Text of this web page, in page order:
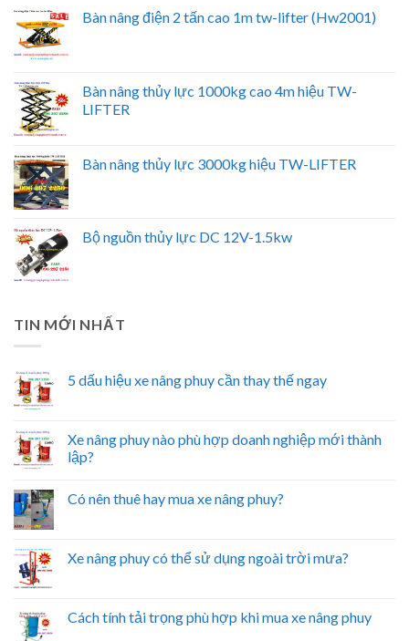
Bàn nâng điện 2 tấn cao 1m tw-lifter (Hw2001)
Bàn nâng thủy lực 1000kg cao 4m hiệu TW-
LIFTER
Bàn nâng thủy lực 3000kg hiệu TW-LIFTER
Bộ nguồn thủy lực DC 12V-1.5kw
TIN MỚI NHẤT
5 dấu hiệu xe nâng phuy cần thay thế ngay
Xe nâng phuy nào phù hợp doanh nghiệp mới thành
lập?
Có nên thuê hay mua xe nâng phuy?
Xe nâng phuy có thể sử dụng ngoài trời mưa?
Cách tính tải trọng phù hợp khi mua xe nâng phuy